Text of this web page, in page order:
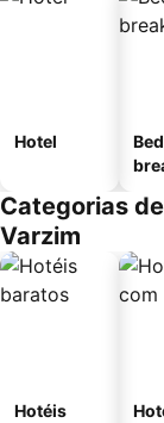
Hotel
Categorias
Varzim
Hotéis